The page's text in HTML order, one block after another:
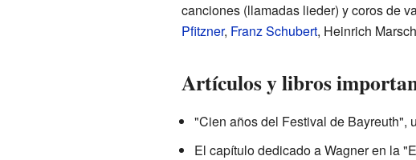
canciones (llamadas lieder) y coros de
Pfitzner, Franz Schubert, Heinrich
Artículos y libros
"Cien años del Festival de Bayreuth",
El capítulo dedicado a Wagner en la